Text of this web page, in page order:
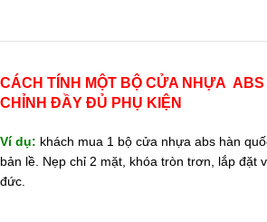
CÁCH TÍNH MỘT BỘ CỬA NHỰA ABS
CHỈNH ĐẦY ĐỦ PHỤ KIỆN
Ví dụ: khách mua 1 bộ cửa nhựa abs hàn
bản lề. Nẹp chỉ 2 mặt, khóa tròn trơn, lắp đặt
đức.